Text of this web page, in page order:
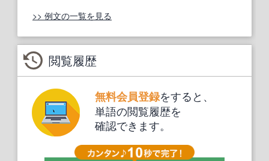
>> 例文の一覧を見る
閲覧履歴
無料会員登録をすると、
単語の閲覧履歴を
確認できます。